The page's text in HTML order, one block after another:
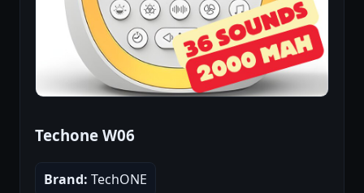
Techone W06
Brand: TechONE